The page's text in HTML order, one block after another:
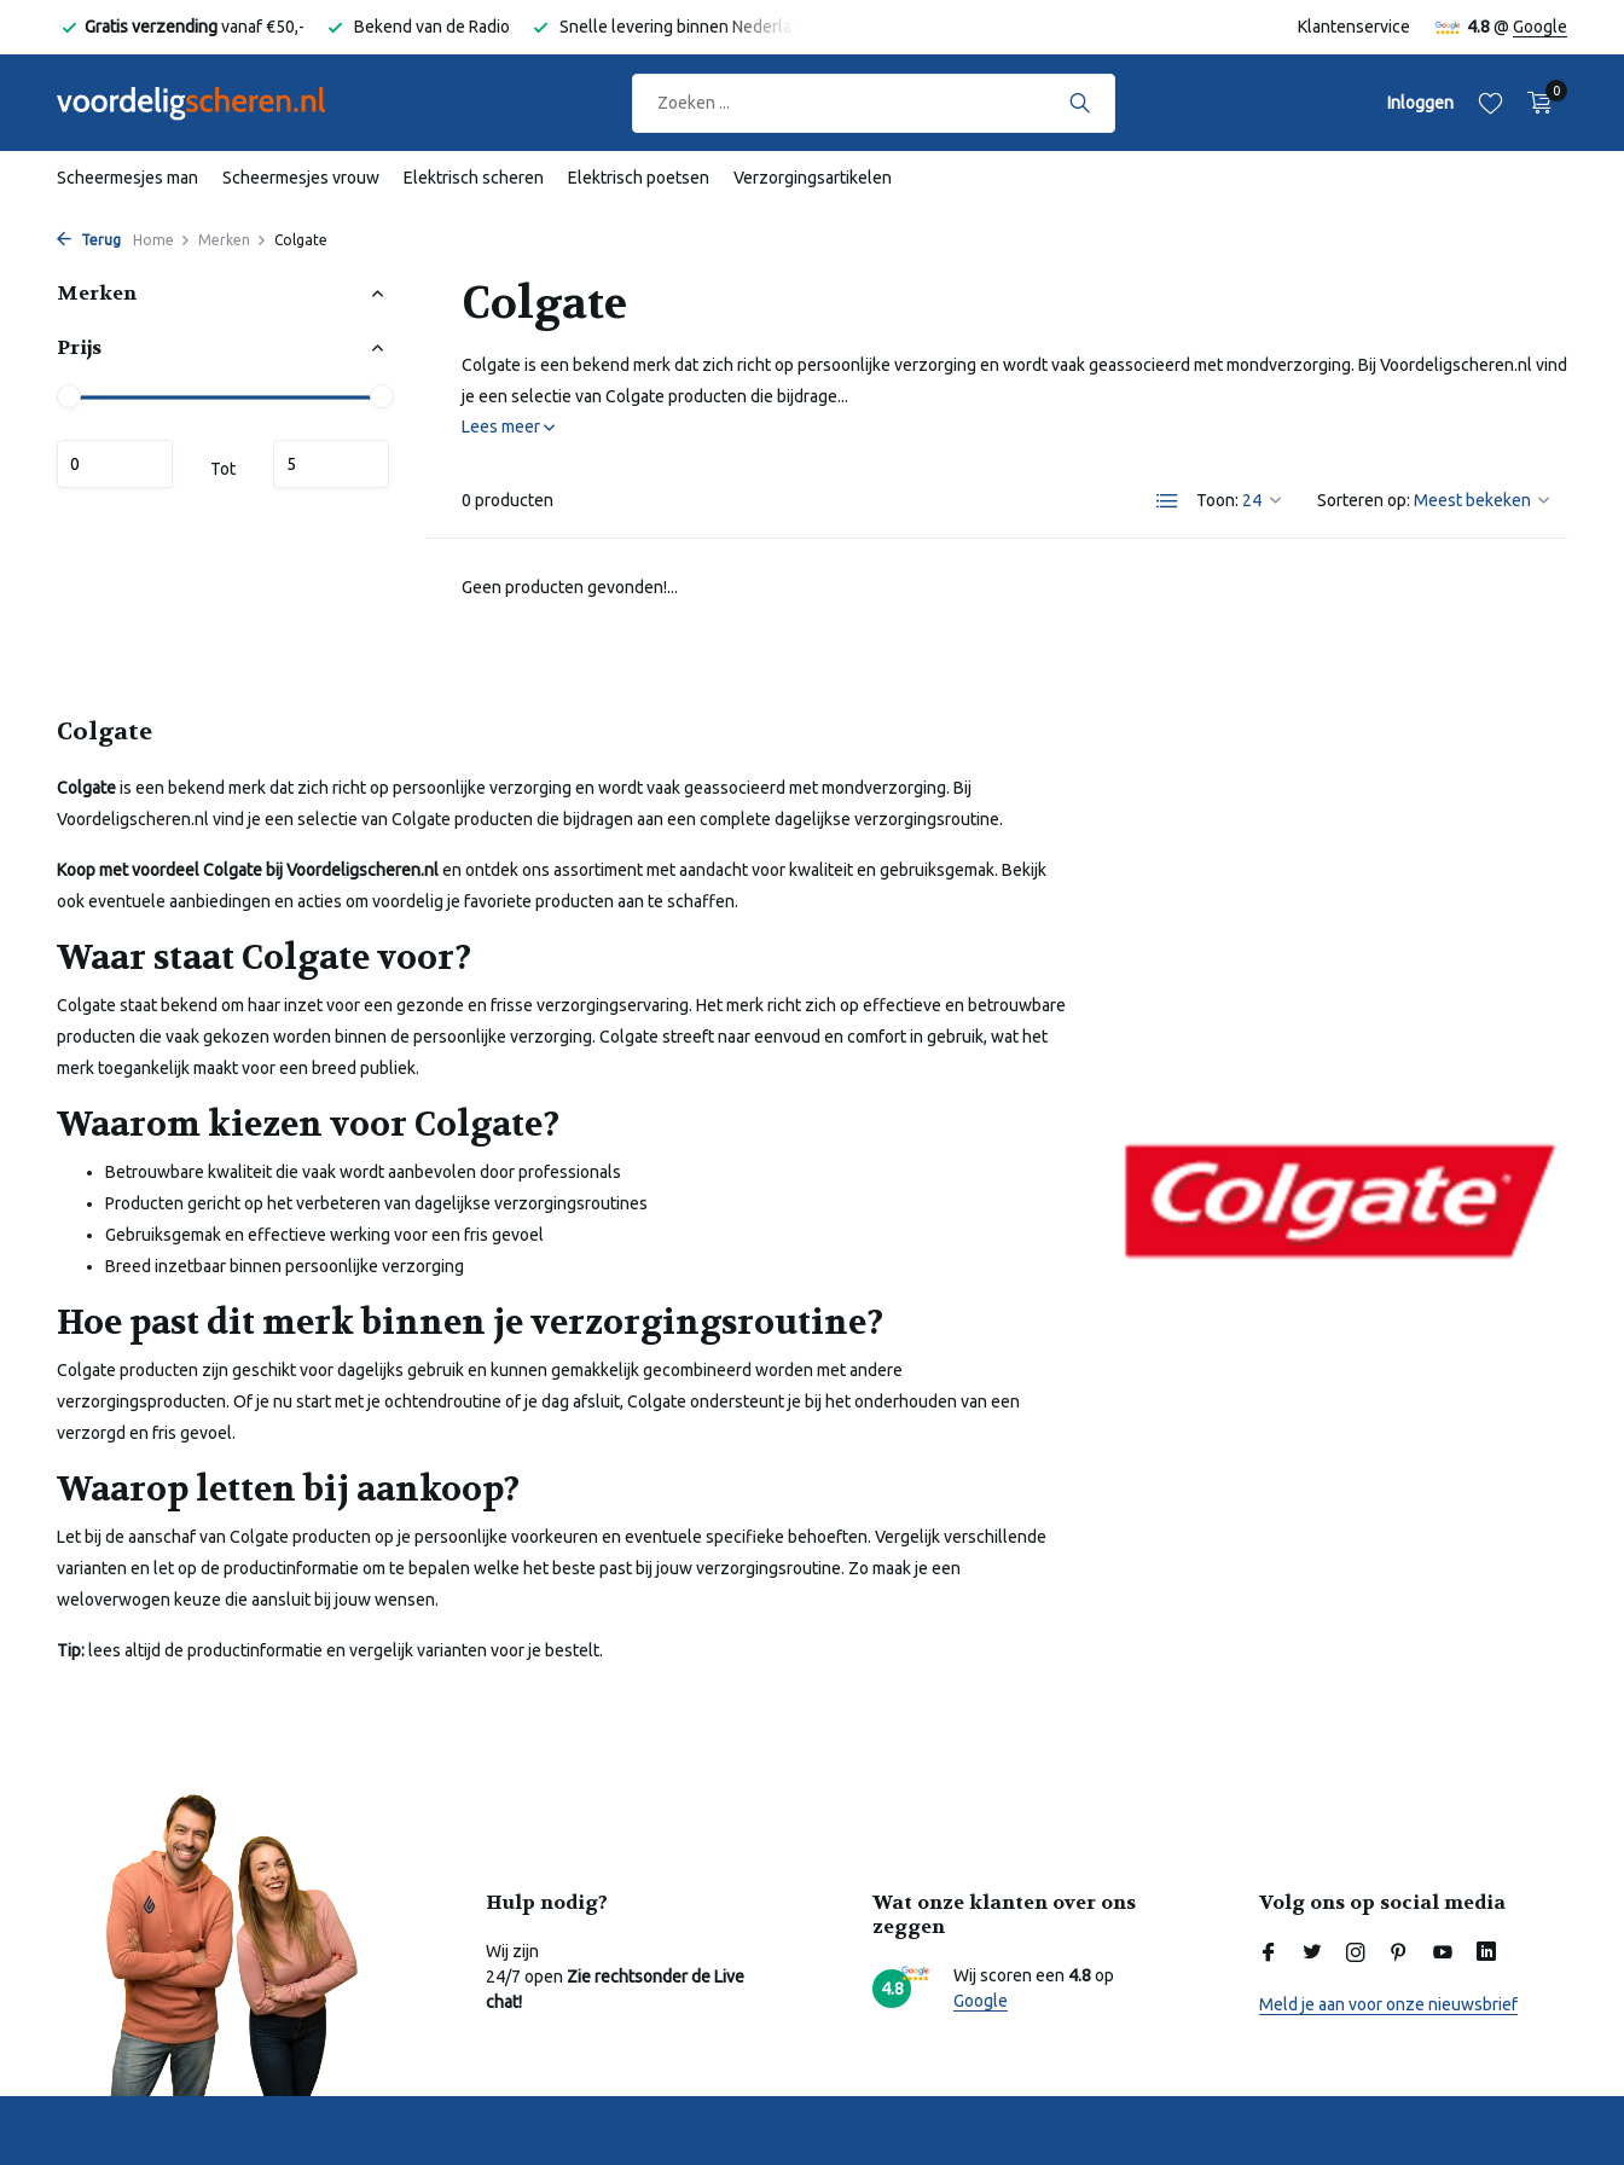
Gratis verzendingvanaf €50,- Bekend van de Radio Snelle levering binnen Nederland en België Klantenservice 4.8@ Google
Inloggen
0
Scheermesjes man Scheermesjes vrouw Elektrisch scheren Elektrisch poetsen Verzorgingsartikelen
Terug Home Merken Colgate
Merken
Prijs
Tot
Colgate
Colgate is een bekend merk dat zich richt op persoonlijke verzorging en wordt vaak geassocieerd met mondverzorging. Bij Voordeligscheren.nl vind
je een selectie van Colgate producten die bijdrage...
Lees meer
0 producten Toon: Sorteren op:
Geen producten gevonden!...
Colgate
Colgateis een bekend merk dat zich richt op persoonlijke verzorging en wordt vaak geassocieerd met mondverzorging. Bij
Voordeligscheren.nl vind je een selectie van Colgate producten die bijdragen aan een complete dagelijkse verzorgingsroutine.
Koop met voordeel Colgate bij Voordeligscheren.nlen ontdek ons assortiment met aandacht voor kwaliteit en gebruiksgemak. Bekijk
ook eventuele aanbiedingen en acties om voordelig je favoriete producten aan te schaffen.
Waar staat Colgate voor?
Colgate staat bekend om haar inzet voor een gezonde en frisse verzorgingservaring. Het merk richt zich op effectieve en betrouwbare
producten die vaak gekozen worden binnen de persoonlijke verzorging. Colgate streeft naar eenvoud en comfort in gebruik, wat het
merk toegankelijk maakt voor een breed publiek.
Waarom kiezen voor Colgate?
Betrouwbare kwaliteit die vaak wordt aanbevolen door professionals
Producten gericht op het verbeteren van dagelijkse verzorgingsroutines
Gebruiksgemak en effectieve werking voor een fris gevoel
Breed inzetbaar binnen persoonlijke verzorging
Hoe past dit merk binnen je verzorgingsroutine?
Colgate producten zijn geschikt voor dagelijks gebruik en kunnen gemakkelijk gecombineerd worden met andere
verzorgingsproducten. Of je nu start met je ochtendroutine of je dag afsluit, Colgate ondersteunt je bij het onderhouden van een
verzorgd en fris gevoel.
Waarop letten bij aankoop?
Let bij de aanschaf van Colgate producten op je persoonlijke voorkeuren en eventuele specifieke behoeften. Vergelijk verschillende
varianten en let op de productinformatie om te bepalen welke het beste past bij jouw verzorgingsroutine. Zo maak je een
weloverwogen keuze die aansluit bij jouw wensen.
Tip:lees altijd de productinformatie en vergelijk varianten voor je bestelt.
Hulp nodig?
Wij zijn
24/7 open Zie rechtsonder de Live
chat!
Wat onze klanten over ons
zeggen
4.8
Wij scoren een 4.8op
Google
Volg ons op social media
Meld je aan voor onze nieuwsbrief
Online